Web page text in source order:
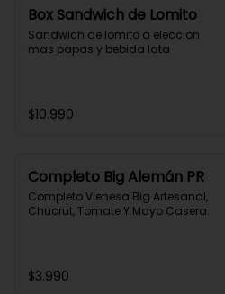
Box Sandwich de Lomito
Sandwich de lomito a eleccion
mas papas y bebida lata
$10.990
Completo Big Alemán PR
Completo Vienesa Big Artesanal,
Chucrut, Tomate Y Mayo Casera.
$3.990